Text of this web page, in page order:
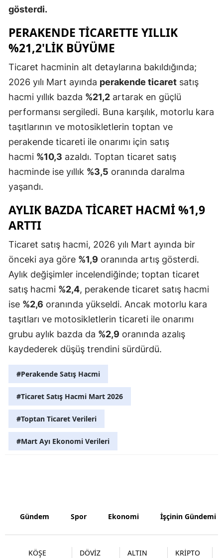
Hakkari
Hatay
Kastamonu
Kırklareli
Kocaeli
Konya
Ordu
Rize
Sakarya
gösterdi.
PERAKENDE TICARETTE YILLIK
%21,2'LIK BÜYÜME
Ticaret hacminin alt detaylarına bakıldığında;
2026 yılı Mart ayında perakende ticaret satış
hacmi yıllık bazda %21,2 artarak en güçlü
performansı sergiledi. Buna karşılık, motorlu kara
taşıtlarının ve motosikletlerin toptan ve
perakende ticareti ile onarımı için satış
hacmi %10,3 azaldı. Toptan ticaret satış
hacminde ise yıllık %3,5 oranında daralma
yaşandı.
AYLIK BAZDA TICARET HACMI %1,9
ARTTI
Ticaret satış hacmi, 2026 yılı Mart ayında bir
önceki aya göre %1,9 oranında artış gösterdi.
Aylık değişimler incelendiğinde; toptan ticaret
satış hacmi %2,4, perakende ticaret satış hacmi
ise %2,6 oranında yükseldi. Ancak motorlu kara
taşıtları ve motosikletlerin ticareti ile onarımı
grubu aylık bazda da %2,9 oranında azalış
kaydederek düşüş trendini sürdürdü.
#Perakende Satış Hacmi
#Ticaret Satış Hacmi Mart 2026
#Toptan Ticaret Verileri
#Mart Ayı Ekonomi Verileri
Gündem Spor Ekonomi İşçinin Gündemi
KÖŞE
DÖVİZ
ALTIN
KRİPTO